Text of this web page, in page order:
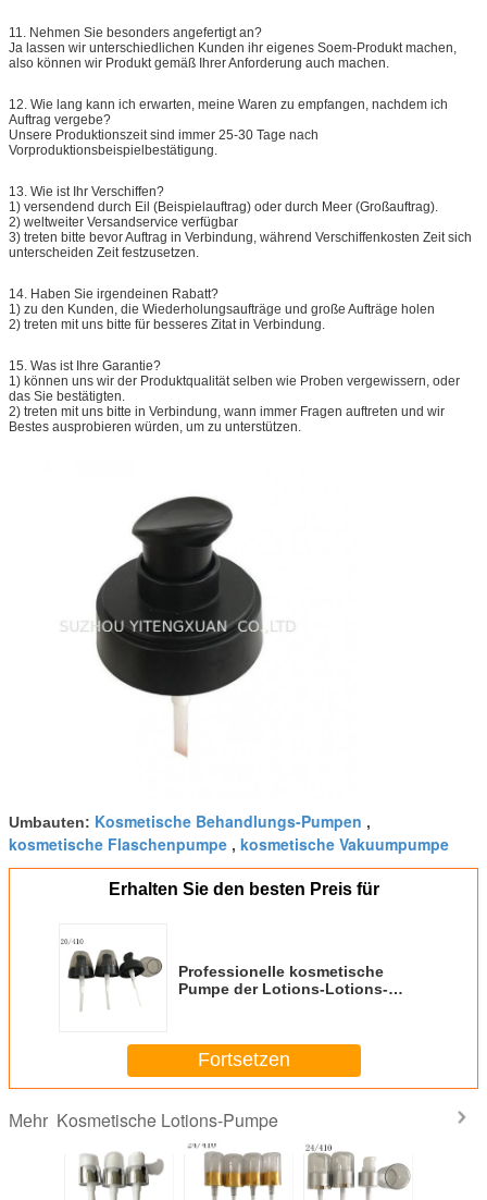
11. Nehmen Sie besonders angefertigt an?
Ja lassen wir unterschiedlichen Kunden ihr eigenes Soem-Produkt machen,
also können wir Produkt gemäß Ihrer Anforderung auch machen.
12. Wie lang kann ich erwarten, meine Waren zu empfangen, nachdem ich
Auftrag vergebe?
Unsere Produktionszeit sind immer 25-30 Tage nach
Vorproduktionsbeispielbestätigung.
13. Wie ist Ihr Verschiffen?
1) versendend durch Eil (Beispielauftrag) oder durch Meer (Großauftrag).
2) weltweiter Versandservice verfügbar
3) treten bitte bevor Auftrag in Verbindung, während Verschiffenkosten Zeit sich
unterscheiden Zeit festzusetzen.
14. Haben Sie irgendeinen Rabatt?
1) zu den Kunden, die Wiederholungsaufträge und große Aufträge holen
2) treten mit uns bitte für besseres Zitat in Verbindung.
15. Was ist Ihre Garantie?
1) können uns wir der Produktqualität selben wie Proben vergewissern, oder
das Sie bestätigten.
2) treten mit uns bitte in Verbindung, wann immer Fragen auftreten und wir
Bestes ausprobieren würden, um zu unterstützen.
Umbauten: Kosmetische Behandlungs-Pumpen ,
kosmetische Flaschenpumpe , kosmetische Vakuumpumpe
Erhalten Sie den besten Preis für
Professionelle kosmetische
Pumpe der Lotions-Lotions-
Fortsetzen
Mehr Kosmetische Lotions-Pumpe